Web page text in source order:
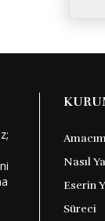
Nasıl
Eserin
Süreci